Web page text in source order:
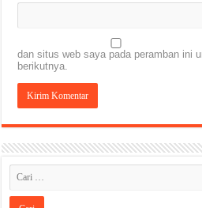
dan situs web saya pada peramban ini
berikutnya.